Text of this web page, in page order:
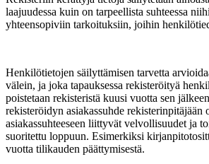
laajuudessa kuin on tarpeellista suhteessa
yhteensopiviin tarkoituksiin, joihin
Henkilötietojen säilyttämisen tarvetta
välein, ja joka tapauksessa rekisteröityä
poistetaan rekisteristä kuusi vuotta sen
rekisteröidyn asiakassuhde rekisterinpitäjään
asiakassuhteeseen liittyvät velvollisuudet ja
suoritettu loppuun. Esimerkiksi
vuotta tilikauden päättymisestä.